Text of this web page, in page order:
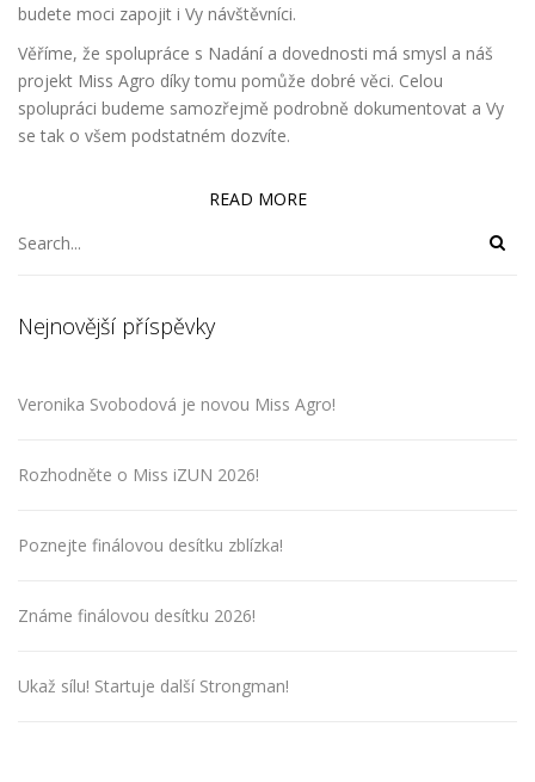
budete moci zapojit i Vy návštěvníci.
Věříme, že spolupráce s Nadání a dovednosti má smysl a náš
projekt Miss Agro díky tomu pomůže dobré věci. Celou
spolupráci budeme samozřejmě podrobně dokumentovat a Vy
se tak o všem podstatném dozvíte.
READ MORE
Nejnovější příspěvky
Veronika Svobodová je novou Miss Agro!
Rozhodněte o Miss iZUN 2026!
Poznejte finálovou desítku zblízka!
Známe finálovou desítku 2026!
Ukaž sílu! Startuje další Strongman!